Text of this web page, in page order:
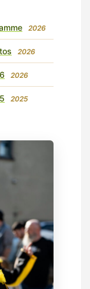
2026
2026
2026
2025